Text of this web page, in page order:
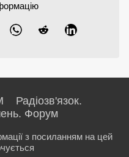
Радіозв'язок.
Форум
з посиланням на цей